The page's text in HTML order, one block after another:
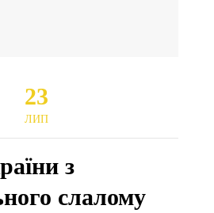
23
ЛИП
з
слалому